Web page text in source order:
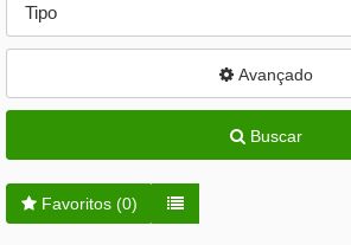
Tipo
Avançado
Buscar
Favoritos (0)